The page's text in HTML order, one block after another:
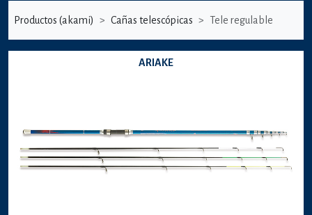
Productos (akami) Cañas telescópicas Tele regulable
ARIAKE